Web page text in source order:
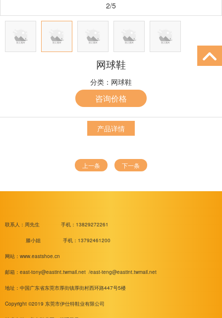
2/5
网球鞋
分类： 网球鞋
咨询价格
产品详情
上一条 下一条
联系人：周先生 手机：13829272261
滕小姐 手机：13792461200
网站：www.eastshoe.cn
邮箱： east-tony@eastint.twmail.net /east-teng@eastint.twmail.net
地址：中国广东省东莞市厚街镇厚街村西环路447号5楼
Copyright ©2019 东莞市伊仕特鞋业有限公司